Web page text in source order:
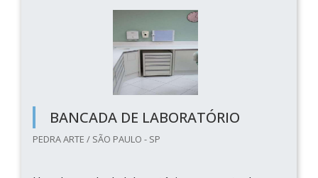
BANCADA DE LABORATÓRIO
PEDRA ARTE / SÃO PAULO - SP